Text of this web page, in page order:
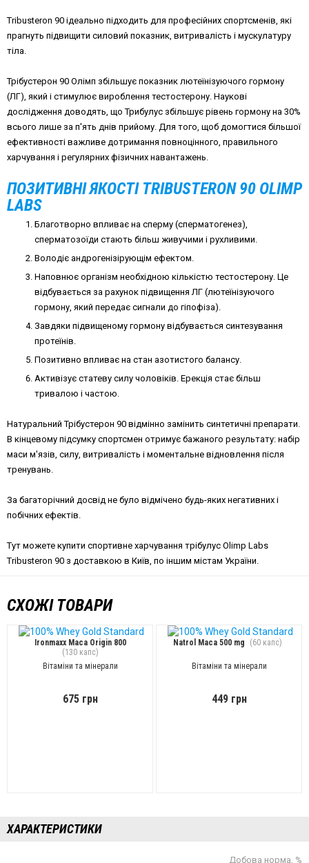
Tribusteron 90 ідеально підходить для професійних спортсменів, які
прагнуть підвищити силовий показник, витривалість і мускулатуру
тіла.
Трібустерон 90 Олімп збільшує показник лютеїнізуючого гормону
(ЛГ), який і стимулює вироблення тестостерону. Наукові
дослідження доводять, що Трибулус збільшує рівень гормону на 30%
всього лише за п'ять днів прийому. Для того, щоб домогтися більшої
ефективності важливе дотримання повноцінного, правильного
харчування і регулярних фізичних навантажень.
ПОЗИТИВНІ ЯКОСТІ TRIBUSTERON 90 OLIMP
LABS
Благотворно впливає на сперму (сперматогенез),
сперматозоїди стають більш живучими і рухливими.
Володіє андрогенізірующім ефектом.
Наповнює організм необхідною кількістю тестостерону. Це
відбувається за рахунок підвищення ЛГ (лютеїнізуючого
гормону, який передає сигнали до гіпофіза).
Завдяки підвищеному гормону відбувається синтезування
протеїнів.
Позитивно впливає на стан азотистого балансу.
Активізує статеву силу чоловіків. Ерекція стає більш
тривалою і частою.
Натуральний Трібустерон 90 відмінно замінить синтетичні препарати.
В кінцевому підсумку спортсмен отримує бажаного результату: набір
маси м'язів, силу, витривалість і моментальне відновлення після
тренувань.
За багаторічний досвід не було відмічено будь-яких негативних і
побічних ефектів.
Тут можете купити спортивне харчування трібулус Olimp Labs
Tribusteron 90 з доставкою в Київ, по іншим містам України.
СХОЖІ ТОВАРИ
Ironmaxx Maca Origin 800
(130 капс)
Вітаміни та мінерали
675 грн
Natrol Maca 500 mg (60 капс)
Вітаміни та мінерали
449 грн
ХАРАКТЕРИСТИКИ
Добова норма, %